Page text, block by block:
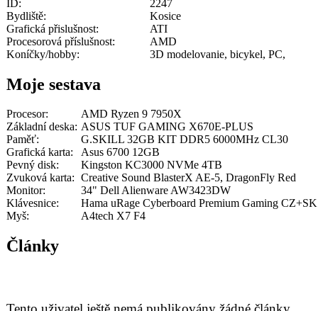
ID:
2247
Bydliště:
Kosice
Grafická přislušnost:
ATI
Procesorová příslušnost:
AMD
Koníčky/hobby:
3D modelovanie, bicykel, PC,
Moje sestava
Procesor:
AMD Ryzen 9 7950X
Základní deska: ASUS TUF GAMING X670E-PLUS
Paměť:
G.SKILL 32GB KIT DDR5 6000MHz CL30
Grafická karta:
Asus 6700 12GB
Pevný disk:
Kingston KC3000 NVMe 4TB
Zvuková karta: Creative Sound BlasterX AE-5, DragonFly Red
Monitor:
34" Dell Alienware AW3423DW
Klávesnice:
Hama uRage Cyberboard Premium Gaming CZ+SK
Myš:
A4tech X7 F4
Články